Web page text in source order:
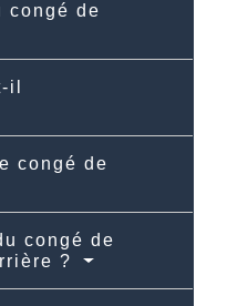
congé de
il
congé de
congé de
?